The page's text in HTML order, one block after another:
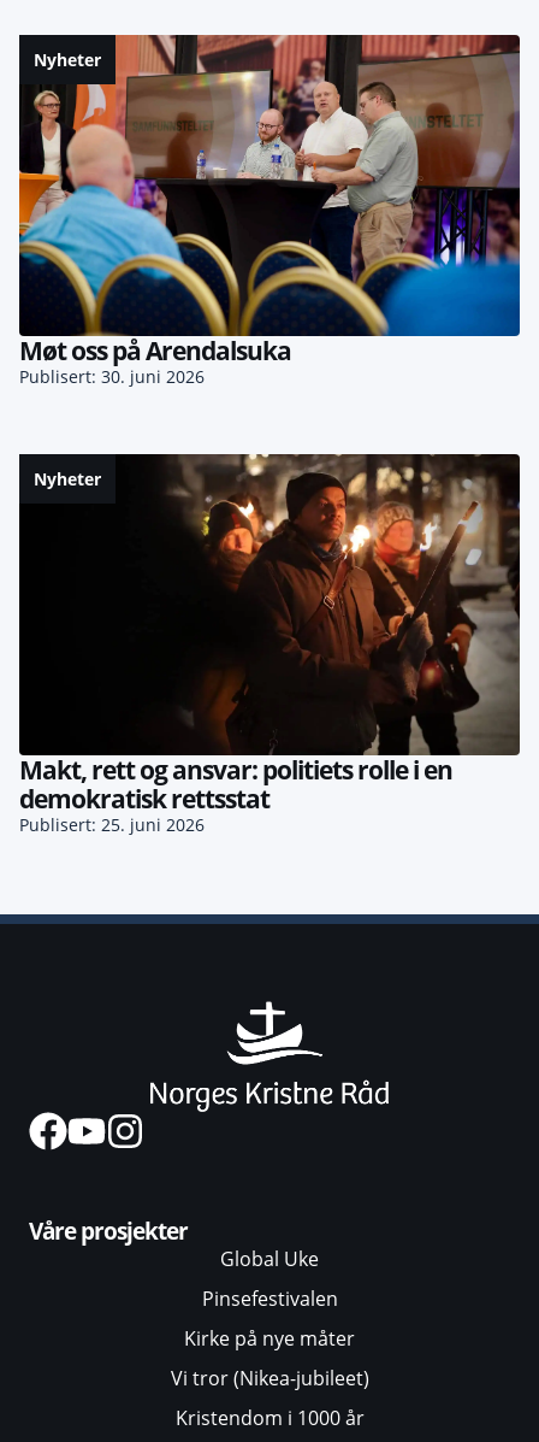
Nyheter
Møt oss på Arendalsuka
Publisert: 30. juni 2026
Nyheter
Makt, rett og ansvar: politiets rolle i en
demokratisk rettsstat
Publisert: 25. juni 2026
Våre prosjekter
Global Uke
Pinsefestivalen
Kirke på nye måter
Vi tror (Nikea-jubileet)
Kristendom i 1000 år